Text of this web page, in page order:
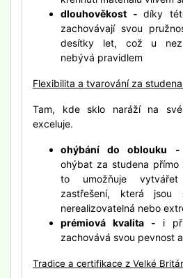
dlouhověkost - díky
zachovávají svou
desítky let, což u
nebývá pravidlem
Flexibilita a tvarování za
Tam, kde sklo naráží na
exceluje.
ohýbání do oblouku -
ohýbat za studena přímo
to umožňuje vytvářet
zastřešení, která jsou
nerealizovatelná nebo
prémiová kvalita - i
zachovává svou pevnost
Tradice a certifikace z Velké